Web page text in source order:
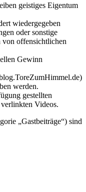
geistiges Eigentum
wiedergegeben
oder sonstige
offensichtlichen
Gewinn
werden.
gestellten
Videos.
„Gastbeiträge“) sind